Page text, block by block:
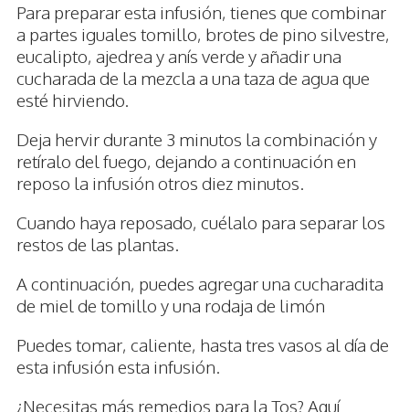
Para preparar esta infusión, tienes que combinar
a partes iguales tomillo, brotes de pino silvestre,
eucalipto, ajedrea y anís verde y añadir una
cucharada de la mezcla a una taza de agua que
esté hirviendo.
Deja hervir durante 3 minutos la combinación y
retíralo del fuego, dejando a continuación en
reposo la infusión otros diez minutos.
Cuando haya reposado, cuélalo para separar los
restos de las plantas.
A continuación, puedes agregar una cucharadita
de miel de tomillo y una rodaja de limón
Puedes tomar, caliente, hasta tres vasos al día de
esta infusión esta infusión.
¿Necesitas más remedios para la Tos? Aquí